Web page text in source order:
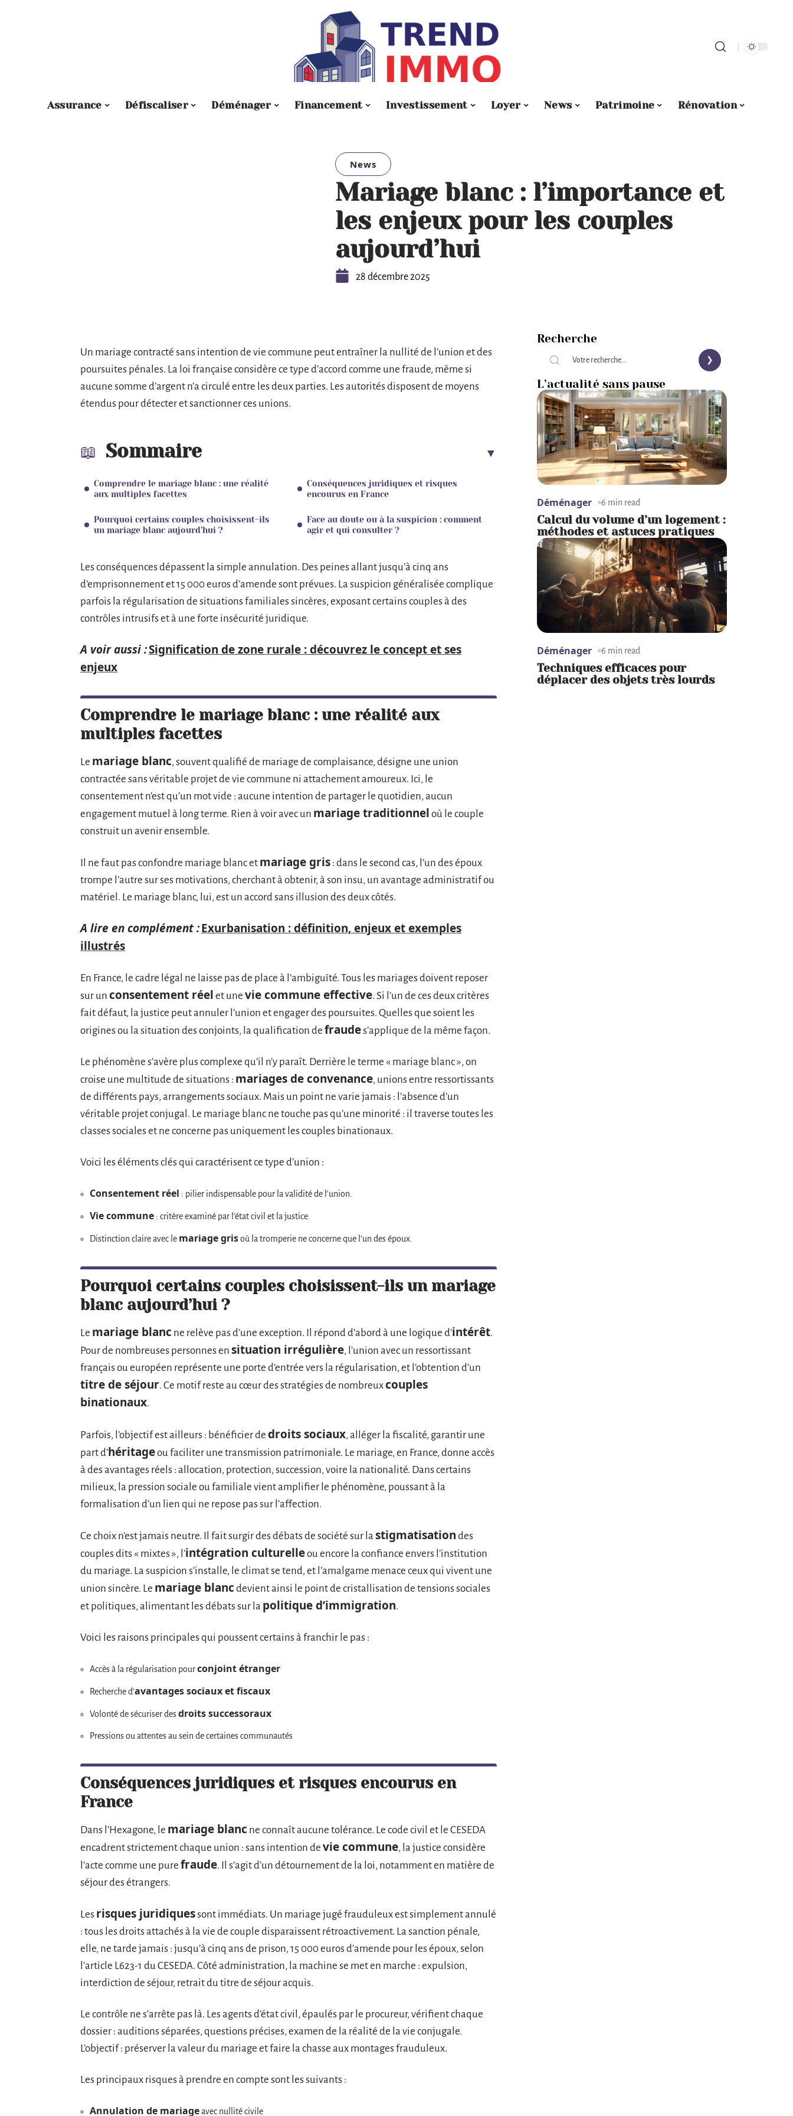
Assurance Défiscaliser Déménager Financement Investissement Loyer News Patrimoine Rénovation
News
Mariage blanc : l’importance et
les enjeux pour les couples
aujourd’hui
28 décembre 2025
Un mariage contracté sans intention de vie commune peut entraîner la nullité de l’union et des
poursuites pénales. La loi française considère ce type d’accord comme une fraude, même si
aucune somme d’argent n’a circulé entre les deux parties. Les autorités disposent de moyens
étendus pour détecter et sanctionner ces unions.
Sommaire
Comprendre le mariage blanc : une réalité
aux multiples facettes
Pourquoi certains couples choisissent-ils
un mariage blanc aujourd’hui ?
Conséquences juridiques et risques
encourus en France
Face au doute ou à la suspicion : comment
agir et qui consulter ?
Les conséquences dépassent la simple annulation. Des peines allant jusqu’à cinq ans
d’emprisonnement et 15 000 euros d’amende sont prévues. La suspicion généralisée complique
parfois la régularisation de situations familiales sincères, exposant certains couples à des
contrôles intrusifs et à une forte insécurité juridique.
A voir aussi :Signification de zone rurale : découvrez le concept et ses
enjeux
Comprendre le mariage blanc : une réalité aux
multiples facettes
Le mariage blanc, souvent qualifié de mariage de complaisance, désigne une union
contractée sans véritable projet de vie commune ni attachement amoureux. Ici, le
consentement n’est qu’un mot vide : aucune intention de partager le quotidien, aucun
engagement mutuel à long terme. Rien à voir avec un mariage traditionnel où le couple
construit un avenir ensemble.
Il ne faut pas confondre mariage blanc et mariage gris : dans le second cas, l’un des époux
trompe l’autre sur ses motivations, cherchant à obtenir, à son insu, un avantage administratif ou
matériel. Le mariage blanc, lui, est un accord sans illusion des deux côtés.
A lire en complément :Exurbanisation : définition, enjeux et exemples
illustrés
En France, le cadre légal ne laisse pas de place à l’ambiguïté. Tous les mariages doivent reposer
sur un consentement réel et une vie commune effective. Si l’un de ces deux critères
fait défaut, la justice peut annuler l’union et engager des poursuites. Quelles que soient les
origines ou la situation des conjoints, la qualification de fraudes’applique de la même façon.
Le phénomène s’avère plus complexe qu’il n’y paraît. Derrière le terme « mariage blanc », on
croise une multitude de situations : mariages de convenance, unions entre ressortissants
de différents pays, arrangements sociaux. Mais un point ne varie jamais : l’absence d’un
véritable projet conjugal. Le mariage blanc ne touche pas qu’une minorité : il traverse toutes les
classes sociales et ne concerne pas uniquement les couples binationaux.
Voici les éléments clés qui caractérisent ce type d’union :
Consentement réel : pilier indispensable pour la validité de l’union.
Vie commune : critère examiné par l’état civil et la justice.
Distinction claire avec le mariage grisoù la tromperie ne concerne que l’un des époux.
Pourquoi certains couples choisissent-ils un mariage
blanc aujourd’hui ?
Le mariage blanc ne relève pas d’une exception. Il répond d’abord à une logique d’intérêt.
Pour de nombreuses personnes en situation irrégulière, l’union avec un ressortissant
français ou européen représente une porte d’entrée vers la régularisation, et l’obtention d’un
titre de séjour. Ce motif reste au cœur des stratégies de nombreuxcouples
binationaux.
Parfois, l’objectif est ailleurs : bénéficier de droits sociaux, alléger la fiscalité, garantir une
part d’héritageou faciliter une transmission patrimoniale. Le mariage, en France, donne accès
à des avantages réels : allocation, protection, succession, voire la nationalité. Dans certains
milieux, la pression sociale ou familiale vient amplifier le phénomène, poussant à la
formalisation d’un lien qui ne repose pas sur l’affection.
Ce choix n’est jamais neutre. Il fait surgir des débats de société sur la stigmatisation des
couples dits « mixtes », l’intégration culturelleou encore la confiance envers l’institution
du mariage. La suspicion s’installe, le climat se tend, et l’amalgame menace ceux qui vivent une
union sincère. Le mariage blanc devient ainsi le point de cristallisation de tensions sociales
et politiques, alimentant les débats sur la politique d’immigration.
Voici les raisons principales qui poussent certains à franchir le pas :
Accès à la régularisation pourconjoint étranger
Recherche d’avantages sociaux et fiscaux
Volonté de sécuriser desdroits successoraux
Pressions ou attentes au sein de certaines communautés
Conséquences juridiques et risques encourus en
France
Dans l’Hexagone, le mariage blanc ne connaît aucune tolérance. Le code civil et le CESEDA
encadrent strictement chaque union : sans intention de vie commune, la justice considère
l’acte comme une pure fraude. Il s’agit d’un détournement de la loi, notamment en matière de
séjour des étrangers.
Les risques juridiquessont immédiats. Un mariage jugé frauduleux est simplement annulé
: tous les droits attachés à la vie de couple disparaissent rétroactivement. La sanction pénale,
elle, ne tarde jamais : jusqu’à cinq ans de prison, 15 000 euros d’amende pour les époux, selon
l’article L623-1 du CESEDA. Côté administration, la machine se met en marche : expulsion,
interdiction de séjour, retrait du titre de séjour acquis.
Le contrôle ne s’arrête pas là. Les agents d’état civil, épaulés par le procureur, vérifient chaque
dossier : auditions séparées, questions précises, examen de la réalité de la vie conjugale.
L’objectif : préserver la valeur du mariage et faire la chasse aux montages frauduleux.
Les principaux risques à prendre en compte sont les suivants :
Annulation de mariageavec nullité civile
Recherche
L’actualité sans pause
Déménager 6 min read
Calcul du volume d’un logement :
méthodes et astuces pratiques
Déménager 6 min read
Techniques efficaces pour
déplacer des objets très lourds